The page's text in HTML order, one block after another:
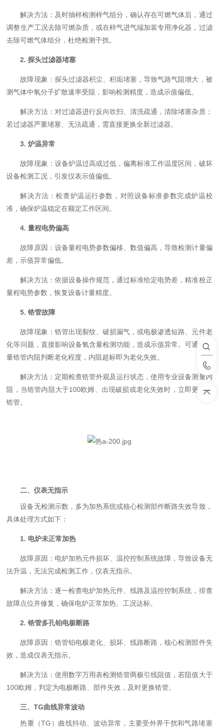
解决方法：及时抽样检测样气组分，确认存在可燃气体后，通过
调整生产工况去除可燃杂质，或在样气进气端加装专用净化器，过滤
去除可燃气体组分，杜绝检测干扰。
2. 探头过滤器堵塞
故障现象：探头过滤器积尘、积垢堵塞，导致气路气阻增大，被
测气体中氧分子扩散速率受阻，影响检测精度，造成示值偏低。
解决方法：对过滤器进行反向吹扫、清洗疏通，清除堵塞杂质；
若过滤器严重堵塞、无法疏通，需直接更换全新过滤器。
3. 炉温异常
故障现象：设备炉温过高或过低，偏离标准工作温度区间，破坏
设备检测工况，引发仪表示值偏低。
解决方法：检查炉温运行参数，对照设备标准参数完成炉温校
准，确保炉温稳定在额定工作区间。
4. 量程电势偏高
故障原因：设备量程电势参数偏移、数值偏高，导致检测计量偏
差，示值异常偏低。
解决方法：依据设备操作规范，通过标准给定电势差，精准校正
量程电势参数，恢复设备计量精度。
5. 锆管故障
故障现象：锆管出现裂纹、破损漏气，或电极渗透短路、元件老
化等问题，直接影响设备氧含量检测功能，造成示值异常。可通过测
量锆管内阻判断老化程度，内阻超标即为老化失效。
解决方法：定期检查锆管外观及运行状态，使用专业设备测量内
阻，当锆管内阻大于100欧姆、出现破损或老化失效时，立即更换新
锆管。
二、仪表无指示
设备无检测示数，多为加热系统或核心检测部件断路失效导致，
具体处理方式如下：
1. 电炉未正常加热
故障原因：电炉加热元件损坏、温控控制系统故障，导致设备无
法升温，无法完成检测工作，仪表无指示。
解决方法：逐一检查电炉加热元件、线路及温控控制系统，排查
故障点位并修复，确保电炉正常加热、工况达标。
2. 锆管多孔铂电极断路
故障原因：锆管铂电极老化、损坏、线路断路，核心检测部件失
效，造成仪表无指示。
解决方法：使用数字万用表检测锆管两极引线阻值，若阻值大于
100欧姆，判定为电极断路、部件失效，及时更换锆管。
三、TG曲线异常波动
热重（TG）曲线抖动、波动异常，主要受外界干扰和气路堵塞